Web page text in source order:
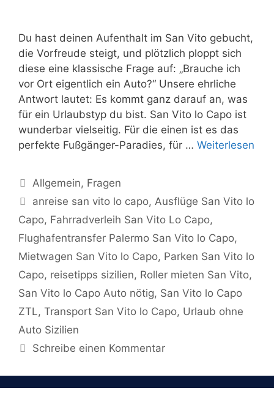
Du hast deinen Aufenthalt im San Vito gebucht,
die Vorfreude steigt, und plötzlich ploppt sich
diese eine klassische Frage auf: „Brauche ich
vor Ort eigentlich ein Auto?“ Unsere ehrliche
Antwort lautet: Es kommt ganz darauf an, was
für ein Urlaubstyp du bist. San Vito lo Capo ist
wunderbar vielseitig. Für die einen ist es das
perfekte Fußgänger-Paradies, für … Weiterlesen
Kategorien
Allgemein, Fragen
Schlagwörter
anreise san vito lo capo,Ausflüge San Vito lo
Capo, Fahrradverleih San Vito Lo Capo,
Flughafentransfer Palermo San Vito lo Capo,
Mietwagen San Vito lo Capo, Parken San Vito lo
Capo, reisetipps sizilien, Roller mieten San Vito,
San Vito lo Capo Auto nötig, San Vito lo Capo
ZTL, Transport San Vito lo Capo, Urlaub ohne
Auto Sizilien
Schreibe einen Kommentar